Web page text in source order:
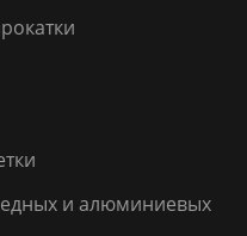
и алюминиевых